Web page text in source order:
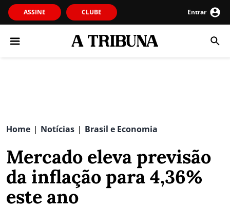
ASSINE CLUBE Entrar
Home | Notícias | Brasil e Economia
Mercado eleva previsão
da inflação para 4,36%
este ano